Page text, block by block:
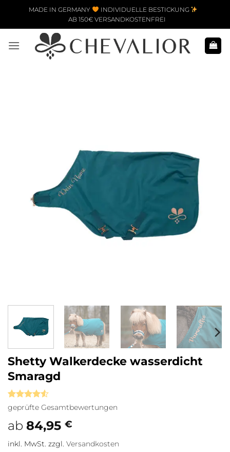
Zum Inhalt springen
MADE IN GERMANY
INDIVIDUELLE BESTICKUNG
AB 150€ VERSANDKOSTENFREI
Shetty Walkerdecke wasserdicht
Smaragd
Bewertet
mit
von 5,
basierend
2
Kundenbewertungen
geprüfte Gesamtbewertungen
ab 84,95 €
inkl. MwSt. zzgl. Versandkosten